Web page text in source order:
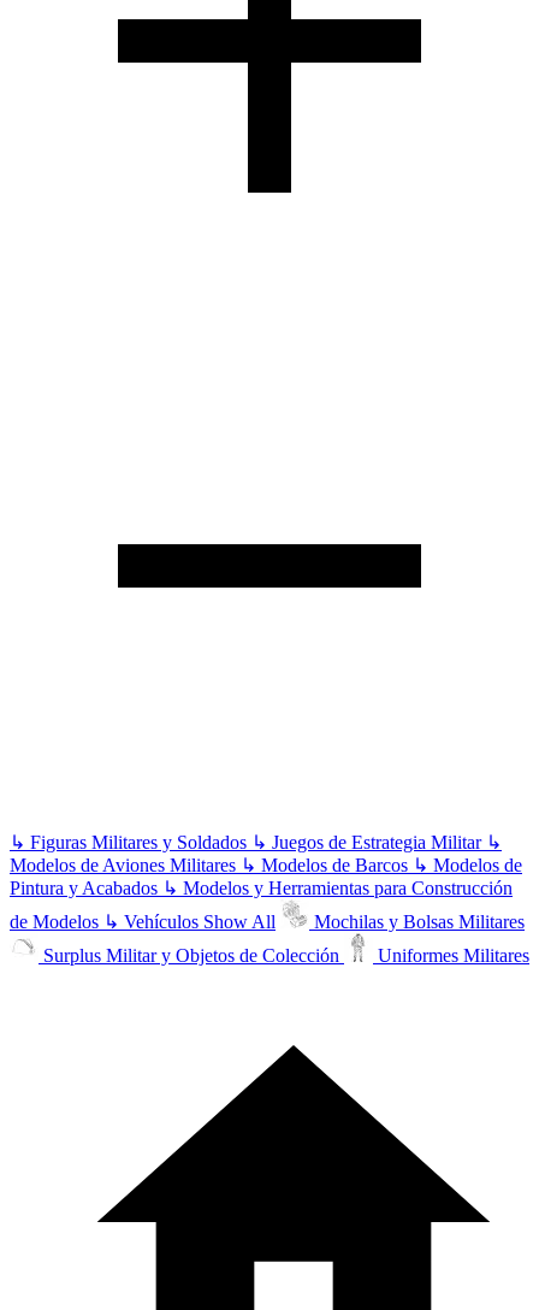
↳ Figuras Militares y Soldados ↳ Juegos de Estrategia Militar ↳
Modelos de Aviones Militares ↳ Modelos de Barcos ↳ Modelos de
Pintura y Acabados ↳ Modelos y Herramientas para Construcción
de Modelos ↳ Vehículos Show All
Mochilas y Bolsas Militares
Surplus Militar y Objetos de Colección
Uniformes Militares